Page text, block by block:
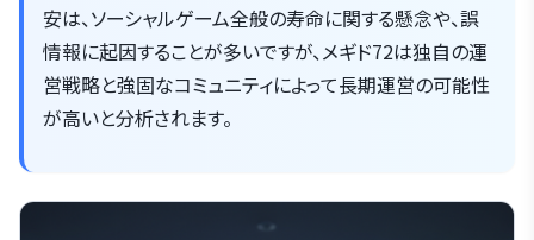
安は、ソーシャルゲーム全般の寿命に関する懸念や、誤
情報に起因することが多いですが、メギド72は独自の運
営戦略と強固なコミュニティによって長期運営の可能性
が高いと分析されます。